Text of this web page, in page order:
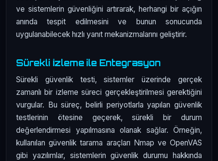
ve sistemlerin güvenliğini artırarak, herhangi bir açığın
anında tespit edilmesini ve bunun sonucunda
uygulanabilecek hızlı yanıt mekanizmalarını geliştirir.
Sürekli İzleme ile Entegrasyon
Sürekli güvenlik testi, sistemler üzerinde gerçek
zamanlı bir izleme süreci gerçekleştirilmesi gerektiğini
vurgular. Bu süreç, belirli periyotlarla yapılan güvenlik
testlerinin ötesine geçerek, sürekli bir durum
değerlendirmesi yapılmasına olanak sağlar. Örneğin,
kullanılan güvenlik tarama araçları Nmap ve OpenVAS
gibi yazılımlar, sistemlerin güvenlik durumu hakkında